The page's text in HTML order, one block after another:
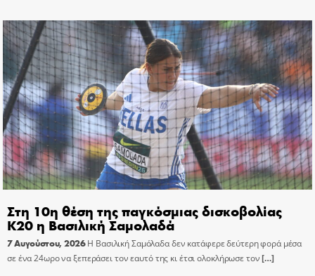
Στη 10η θέση της παγκόσμιας δισκοβολίας
Κ20 η Βασιλική Σαμολαδά
7 Αυγούστου, 2026 Η Βασιλική Σαμόλαδα δεν κατάφερε δεύτερη φορά μέσα
σε ένα 24ωρο να ξεπεράσει τον εαυτό της κι έτσι ολοκλήρωσε τον[…]